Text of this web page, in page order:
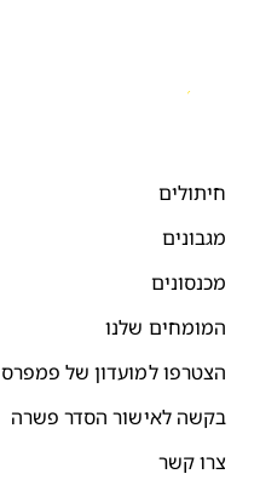
חיתולים
מגבונים
מכנסונים
המומחים שלנו
הצטרפו למועדון של פמפרס
בקשה לאישור הסדר פשרה
צרו קשר